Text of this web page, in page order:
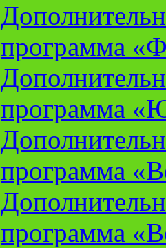
программа
программа
программа
программа